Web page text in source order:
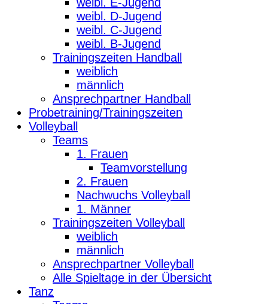
weibl. D-Jugend
weibl. C-Jugend
weibl. B-Jugend
Trainingszeiten Handball
weiblich
männlich
Ansprechpartner Handball
Probetraining/Trainingszeiten
Volleyball
Teams
1. Frauen
Teamvorstellung
2. Frauen
Nachwuchs Volleyball
1. Männer
Trainingszeiten Volleyball
weiblich
männlich
Ansprechpartner Volleyball
Alle Spieltage in der Übersicht
Tanz